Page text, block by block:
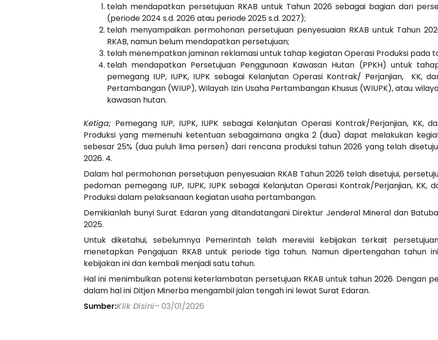
telah mendapatkan persetujuan RKAB untuk Tahun 2026 sebagai bagian dari
(periode 2024 s.d. 2026 atau periode 2025 s.d. 2027);
telah menyampaikan permohonan persetujuan penyesuaian RKAB untuk Tahun
RKAB, namun belum mendapatkan persetujuan;
telah menempatkan jaminan reklamasi untuk tahap kegiatan Operasi Produksi pada
telah mendapatkan Persetujuan Penggunaan Kawasan Hutan (PPKH) untuk
pemegang IUP, IUPK, IUPK sebagai Kelanjutan Operasi Kontrak/ Perjanjian, KK,
Pertambangan (WIUP), Wilayah Izin Usaha Pertambangan Khusus (WIUPK), atau
kawasan hutan.
Ketiga; Pemegang IUP, IUPK, IUPK sebagai Kelanjutan Operasi Kontrak/Perjanjian, KK,
Produksi yang memenuhi ketentuan sebagaimana angka 2 (dua) dapat melakukan
sebesar 25% (dua puluh lima persen) dari rencana produksi tahun 2026 yang telah
2026. 4.
Dalam hal permohonan persetujuan penyesuaian RKAB Tahun 2026 telah disetujui,
pedoman pemegang IUP, IUPK, IUPK sebagai Kelanjutan Operasi Kontrak/Perjanjian, KK,
Produksi dalam pelaksanaan kegiatan usaha pertambangan.
Demikianlah bunyi Surat Edaran yang ditandatangani Direktur Jenderal Mineral dan
2025.
Untuk diketahui, sebelumnya Pemerintah telah merevisi kebijakan terkait
menetapkan Pengajuan RKAB untuk periode tiga tahun. Namun dipertengahan tahun
kebijakan ini dan kembali menjadi satu tahun.
Hal ini menimbulkan potensi keterlambatan persetujuan RKAB untuk tahun 2026. Dengan
dalam hal ini Ditjen Minerba mengambil jalan tengah ini lewat Surat Edaran.
Sumber:Klik Disini– 03/01/2026